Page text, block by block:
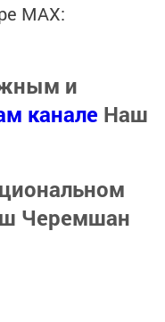
MАХ:
и
канале Наш
Черемшан